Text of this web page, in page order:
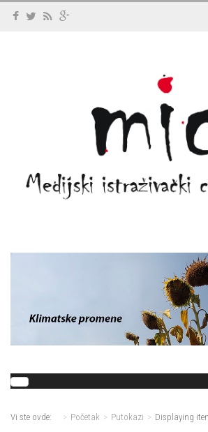
Vi ste ovde: Početak Putokazi Displaying